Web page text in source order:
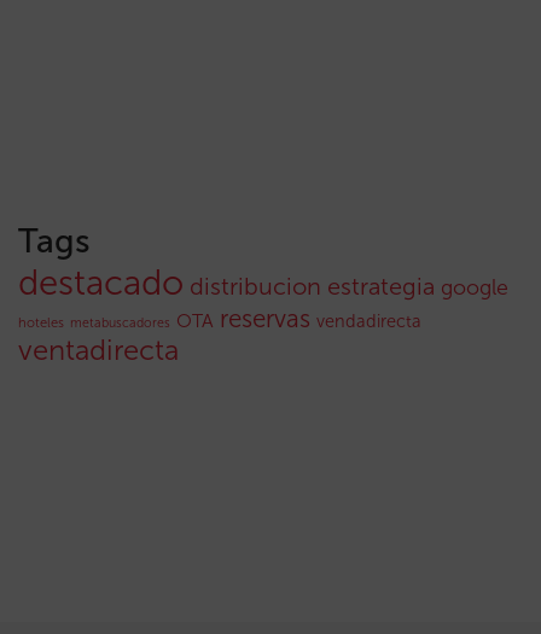
Tags
destacado distribucion estrategia google
hoteles metabuscadores OTA reservas vendadirecta
ventadirecta